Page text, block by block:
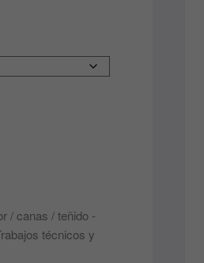
/ canas / teñido -
técnicos y